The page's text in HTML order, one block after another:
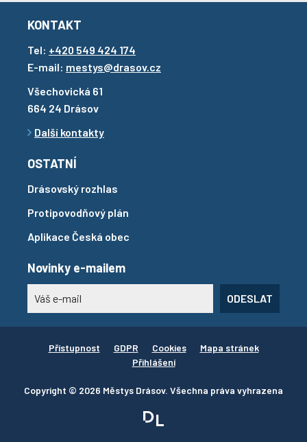
KONTAKT
Tel: +420 549 424 174
E-mail: mestys@drasov.cz
Všechovická 61
664 24 Drásov
Další kontakty
OSTATNÍ
Drásovský rozhlas
Protipovodňový plán
Aplikace Česká obec
Novinky e-mailem
ODESLAT
Copyright © 2026 Městys Drásov. Všechna práva vyhrazena
Přístupnost GDPR Cookies
Mapa stránek
Přihlášení